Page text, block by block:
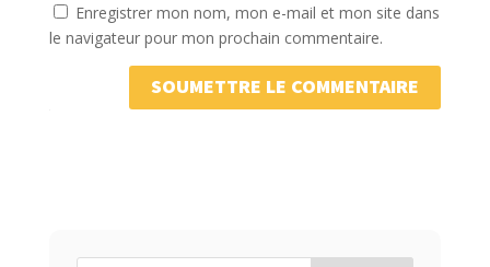
Enregistrer mon nom, mon e-mail et mon site dans
le navigateur pour mon prochain commentaire.
SOUMETTRE LE COMMENTAIRE